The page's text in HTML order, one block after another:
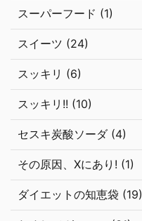
スーパーフード (1)
スイーツ (24)
スッキリ (6)
スッキリ!! (10)
セスキ炭酸ソーダ (4)
その原因、Xにあり! (1)
ダイエットの知恵袋 (19)